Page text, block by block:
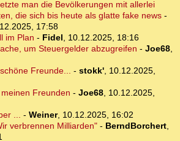
man die Bevölkerungen mit allerlei
die sich bis heute als glatte fake news -
17:58
im Plan - Fidel, 10.12.2025, 18:16
um Steuergelder abzugreifen - Joe68,
Freunde... - stokk', 10.12.2025,
Freunden - Joe68, 10.12.2025,
... - Weiner, 10.12.2025, 16:02
verbrennen Milliarden"- BerndBorchert,